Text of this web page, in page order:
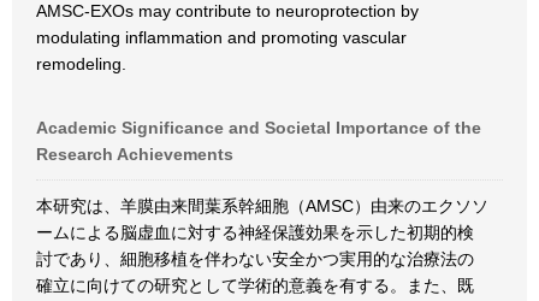
AMSC-EXOs may contribute to neuroprotection by
modulating inflammation and promoting vascular
remodeling.
Academic Significance and Societal Importance of the
Research Achievements
本研究は、羊膜由来間葉系幹細胞（AMSC）由来のエクソソ
ームによる脳虚血に対する神経保護効果を示した初期的検
討であり、細胞移植を伴わない安全かつ実用的な治療法の
確立に向けての研究として学術的意義を有する。また、既